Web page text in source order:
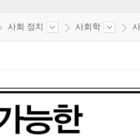
사회 정치 사회학